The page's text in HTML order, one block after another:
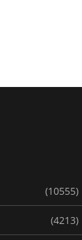
(10555)
(4213)